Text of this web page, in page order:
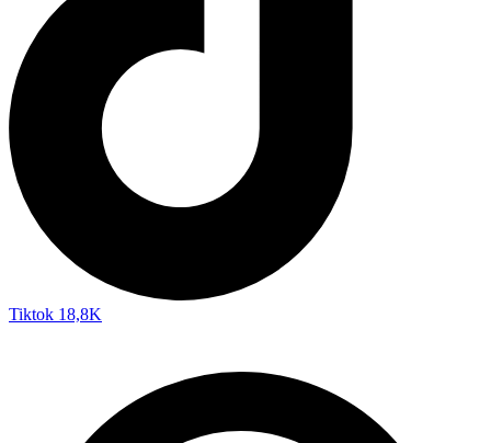
Tiktok 18,8K